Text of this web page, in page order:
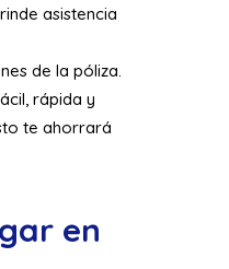
asistencia
de la póliza.
rápida y
te ahorrará
en